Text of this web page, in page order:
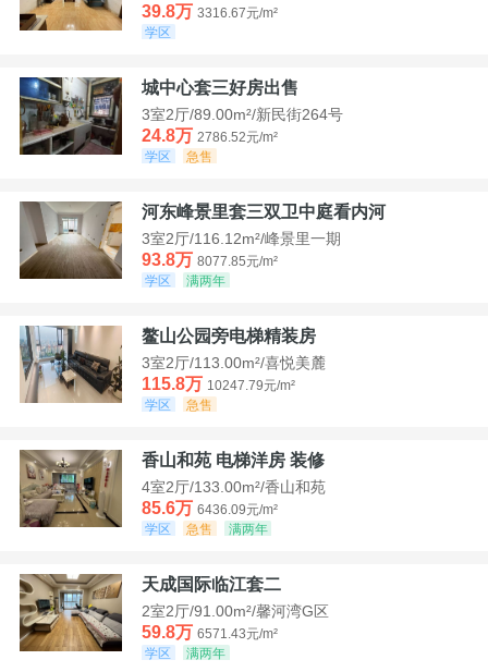
39.8万 3316.67元/m²
学区
城中心套三好房出售
3室2厅/89.00m²/新民街264号
24.8万 2786.52元/m²
学区
急售
河东峰景里套三双卫中庭看内河
3室2厅/116.12m²/峰景里一期
93.8万 8077.85元/m²
学区
满两年
鳌山公园旁电梯精装房
3室2厅/113.00m²/喜悦美麓
115.8万 10247.79元/m²
学区
急售
香山和苑 电梯洋房 装修
4室2厅/133.00m²/香山和苑
85.6万 6436.09元/m²
学区
急售 满两年
天成国际临江套二
2室2厅/91.00m²/馨河湾G区
59.8万 6571.43元/m²
学区
满两年